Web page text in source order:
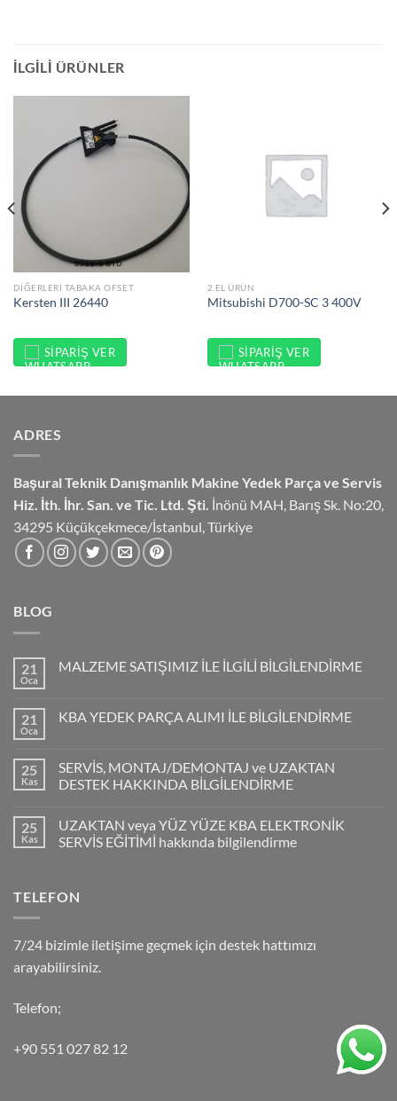
İLGILI ÜRÜNLER
DIĞERLERI TABAKA OFSET
Kersten III 26440
SIPARIŞ VER
2.EL ÜRÜN
Mitsubishi D700-SC 3 400V
SIPARIŞ VER
ADRES
Başural Teknik Danışmanlık Makine Yedek Parça ve Servis
Hiz. İth. İhr. San. ve Tic. Ltd. Şti. İnönü MAH, Barış Sk. No:20,
34295 Küçükçekmece/İstanbul, Türkiye
BLOG
21
Oca
MALZEME SATIŞIMIZ İLE İLGİLİ BİLGİLENDİRME
21
Oca
KBA YEDEK PARÇA ALIMI İLE BİLGİLENDİRME
25
Kas
SERVİS, MONTAJ/DEMONTAJ ve UZAKTAN
DESTEK HAKKINDA BİLGİLENDİRME
25
Kas
UZAKTAN veya YÜZ YÜZE KBA ELEKTRONİK
SERVİS EĞİTİMİ hakkında bilgilendirme
TELEFON
7/24 bizimle iletişime geçmek için destek hattımızı
arayabilirsiniz.
Telefon;
+90 551 027 82 12